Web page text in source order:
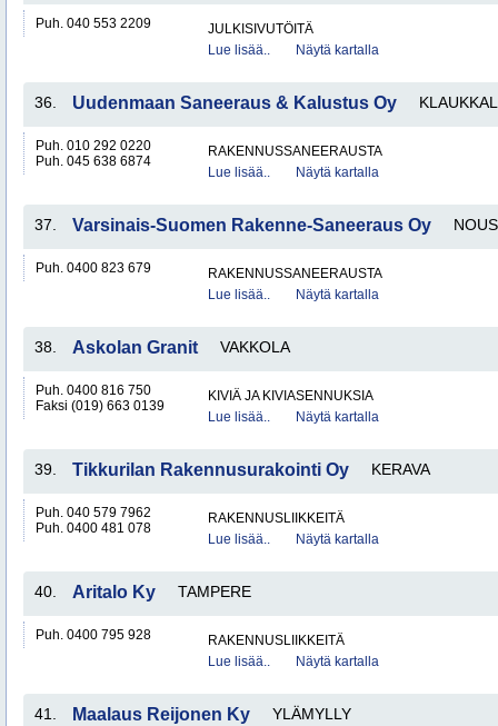
Puh. 040 553 2209
JULKISIVUTÖITÄ
Lue lisää..
Näytä kartalla
36. Uudenmaan Saneeraus & Kalustus Oy
Puh. 010 292 0220
Puh. 045 638 6874
RAKENNUSSANEERAUSTA
Lue lisää..
Näytä kartalla
37. Varsinais-Suomen Rakenne-Saneeraus Oy
Puh. 0400 823 679
RAKENNUSSANEERAUSTA
Lue lisää..
Näytä kartalla
38. Askolan Granit VAKKOLA
Puh. 0400 816 750
Faksi (019) 663 0139
KIVIÄ JA KIVIASENNUKSIA
Lue lisää..
Näytä kartalla
39. Tikkurilan Rakennusurakointi Oy KERAVA
Puh. 040 579 7962
Puh. 0400 481 078
RAKENNUSLIIKKEITÄ
Lue lisää..
Näytä kartalla
40. Aritalo Ky TAMPERE
Puh. 0400 795 928
RAKENNUSLIIKKEITÄ
Lue lisää..
Näytä kartalla
41. Maalaus Reijonen Ky YLÄMYLLY